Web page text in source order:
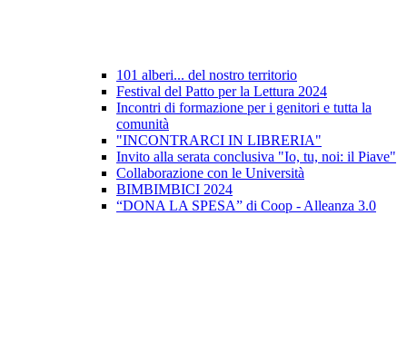
101 alberi... del nostro territorio
Festival del Patto per la Lettura 2024
Incontri di formazione per i genitori e tutta la
comunità
"INCONTRARCI IN LIBRERIA"
Invito alla serata conclusiva "Io, tu, noi: il Piave"
Collaborazione con le Università
BIMBIMBICI 2024
“DONA LA SPESA” di Coop - Alleanza 3.0